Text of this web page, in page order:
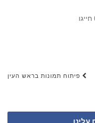
פיתוח תמונות בראש העין